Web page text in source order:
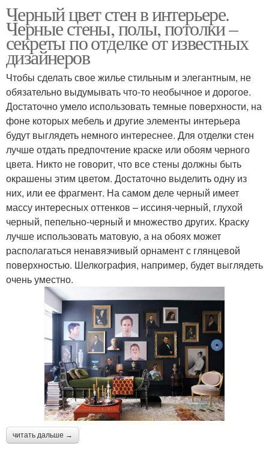
Черный цвет стен в интерьере.
Черные стены, полы, потолки –
секреты по отделке от известных
дизайнеров
Чтобы сделать свое жилье стильным и элегантным, не
обязательно выдумывать что-то необычное и дорогое.
Достаточно умело использовать темные поверхности, на
фоне которых мебель и другие элементы интерьера
будут выглядеть немного интереснее. Для отделки стен
лучше отдать предпочтение краске или обоям черного
цвета. Никто не говорит, что все стены должны быть
окрашены этим цветом. Достаточно выделить одну из
них, или ее фрагмент. На самом деле черный имеет
массу интересных оттенков – иссиня-черный, глухой
черный, пепельно-черный и множество других. Краску
лучше использовать матовую, а на обоях может
располагаться ненавязчивый орнамент с глянцевой
поверхностью. Шелкография, например, будет выглядеть
очень уместно.
читать дальше →